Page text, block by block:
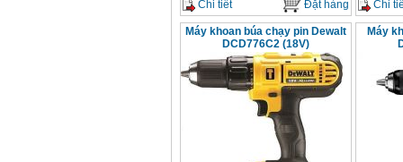
Chi tiết Đặt hàng Chi
Máy khoan búa chạy pin Dewalt
DCD776C2 (18V)
Máy